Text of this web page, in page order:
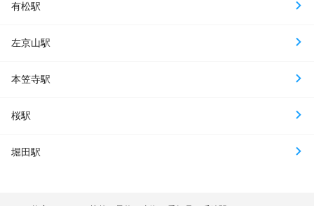
有松駅
左京山駅
本笠寺駅
桜駅
堀田駅